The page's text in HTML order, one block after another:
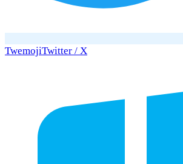
TwemojiTwitter / X